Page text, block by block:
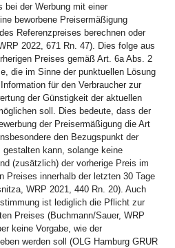
bei der Werbung mit einer
beworbene Preisermäßigung
Referenzpreises berechnen oder
2022, 671 Rn. 47). Dies folge aus
Preises gemäß Art. 6a Abs. 2
die im Sinne der punktuellen Lösung
für den Verbraucher zur
der Günstigkeit der aktuellen
soll. Dies bedeute, dass der
der Preisermäßigung die Art
den Bezugspunkt der
gestalten kann, solange keine
(zusätzlich) der vorherige Preis im
Preises innerhalb der letzten 30 Tage
WRP 2021, 440 Rn. 20). Auch
ist lediglich die Pflicht zur
Preises (Buchmann/Sauer, WRP
keine Vorgabe, wie der
werden soll (OLG Hamburg GRUR